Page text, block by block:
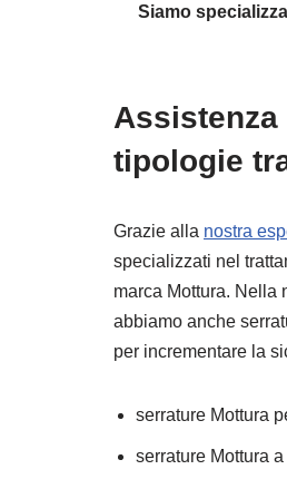
Siamo
tipologie
Grazie alla nostra
specializzati nel
marca Mottura. Nella
abbiamo anche
per incrementare la
serrature Mottura
serrature Mottura